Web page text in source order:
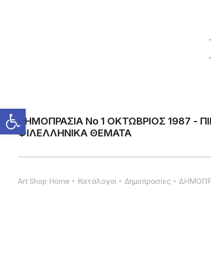
ΔΗΜΟΠΡΑΣΙΑ Νο 1 ΟΚΤΩΒΡΙΟΣ 1987 -
ΦΙΛΕΛΛΗΝΙΚΑ ΘΕΜΑΤΑ
Art Shop Home Κατάλογοι Δημοπρασίες